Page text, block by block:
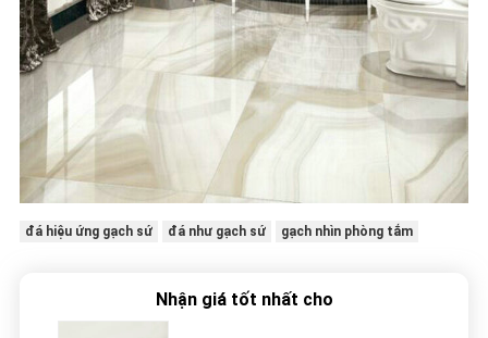
đá hiệu ứng gạch sứ đá như gạch sứ gạch nhìn phòng tắm
Nhận giá tốt nhất cho